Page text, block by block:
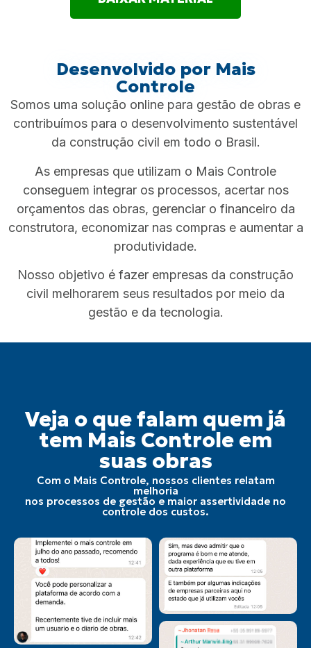
Desenvolvido por Mais
Controle
Somos uma solução online para gestão de obras e
contribuímos para o desenvolvimento sustentável
da construção civil em todo o Brasil.
As empresas que utilizam o Mais Controle
conseguem integrar os processos, acertar nos
orçamentos das obras, gerenciar o financeiro da
construtora, economizar nas compras e aumentar a
produtividade.
Nosso objetivo é fazer empresas da construção
civil melhorarem seus resultados por meio da
gestão e da tecnologia.
Veja o que falam quem já
tem Mais Controle em
suas obras
Com o Mais Controle, nossos clientes relatam
melhoria
nos processos de gestão e maior assertividade no
controle dos custos.